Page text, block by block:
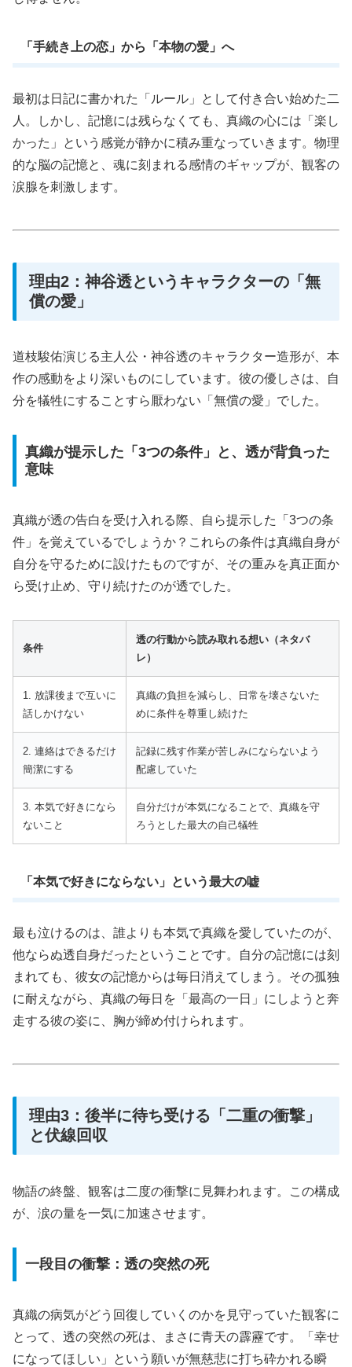
「手続き上の恋」から「本物の愛」へ
最初は日記に書かれた「ルール」として付き合い始めた二
人。しかし、記憶には残らなくても、真織の心には「楽し
かった」という感覚が静かに積み重なっていきます。物理
的な脳の記憶と、魂に刻まれる感情のギャップが、観客の
涙腺を刺激します。
理由2：神谷透というキャラクターの「無
償の愛」
道枝駿佑演じる主人公・神谷透のキャラクター造形が、本
作の感動をより深いものにしています。彼の優しさは、自
分を犠牲にすることすら厭わない「無償の愛」でした。
真織が提示した「3つの条件」と、透が背負った
意味
真織が透の告白を受け入れる際、自ら提示した「3つの条
件」を覚えているでしょうか？これらの条件は真織自身が
自分を守るために設けたものですが、その重みを真正面か
ら受け止め、守り続けたのが透でした。
条件
透の行動から読み取れる想い（ネタバ
レ）
1. 放課後まで互いに
話しかけない
真織の負担を減らし、日常を壊さないた
めに条件を尊重し続けた
2. 連絡はできるだけ
簡潔にする
記録に残す作業が苦しみにならないよう
配慮していた
3. 本気で好きになら
ないこと
自分だけが本気になることで、真織を守
ろうとした最大の自己犠牲
「本気で好きにならない」という最大の嘘
最も泣けるのは、誰よりも本気で真織を愛していたのが、
他ならぬ透自身だったということです。自分の記憶には刻
まれても、彼女の記憶からは毎日消えてしまう。その孤独
に耐えながら、真織の毎日を「最高の一日」にしようと奔
走する彼の姿に、胸が締め付けられます。
理由3：後半に待ち受ける「二重の衝撃」
と伏線回収
物語の終盤、観客は二度の衝撃に見舞われます。この構成
が、涙の量を一気に加速させます。
一段目の衝撃：透の突然の死
真織の病気がどう回復していくのかを見守っていた観客に
とって、透の突然の死は、まさに青天の霹靂です。「幸せ
になってほしい」という願いが無慈悲に打ち砕かれる瞬